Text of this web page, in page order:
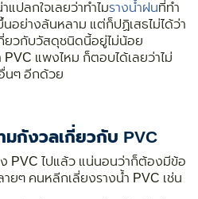
ปลกใจเลยว่าทำไมรางน้ำฝนที่ทำ
อย่างล้นหลาม แต่ก็ปฏิเสธไม่ได้ว่า
ยวกับวัสดุชนิดนี้อยู่ไม่น้อย
แพงไหม ก็ตอบได้เลยว่าไม่
นๆ อีกด้วย
มกังวลเกี่ยวกับ PVC
ไปแล้ว แน่นอนว่าก็ต้องมีข้อ
ายๆ คนหลีกเลี่ยงรางน้ำ PVC เช่น